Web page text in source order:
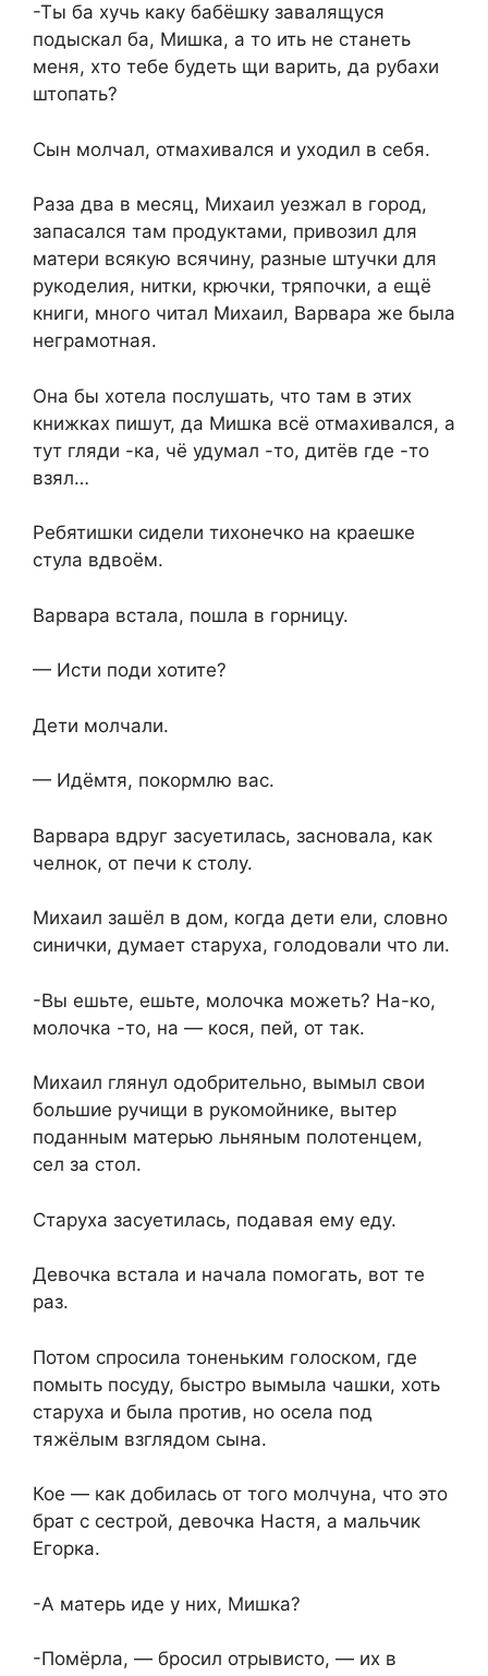
-Ты ба хучь каку бабёшку завалящуся
подыскал ба, Мишка, а то ить не станеть
меня, хто тебе будеть щи варить, да рубахи
штопать?
Сын молчал, отмахивался и уходил в себя.
Раза два в месяц, Михаил уезжал в город,
запасался там продуктами, привозил для
матери всякую всячину, разные штучки для
рукоделия, нитки, крючки, тряпочки, а ещё
книги, много читал Михаил, Варвара же была
неграмотная.
Она бы хотела послушать, что там в этих
книжках пишут, да Мишка всё отмахивался, а
тут гляди -ка, чё удумал -то, дитёв где -то
взял…
Ребятишки сидели тихонечко на краешке
стула вдвоём.
Варвара встала, пошла в горницу.
— Исти поди хотите?
Дети молчали.
— Идёмтя, покормлю вас.
Варвара вдруг засуетилась, засновала, как
челнок, от печи к столу.
Михаил зашёл в дом, когда дети ели, словно
синички, думает старуха, голодовали что ли.
-Вы ешьте, ешьте, молочка можеть? На-ко,
молочка -то, на — кося, пей, от так.
Михаил глянул одобрительно, вымыл свои
большие ручищи в рукомойнике, вытер
поданным матерью льняным полотенцем,
сел за стол.
Старуха засуетилась, подавая ему еду.
Девочка встала и начала помогать, вот те
раз.
Потом спросила тоненьким голоском, где
помыть посуду, быстро вымыла чашки, хоть
старуха и была против, но осела под
тяжёлым взглядом сына.
Кое — как добилась от того молчуна, что это
брат с сестрой, девочка Настя, а мальчик
Егорка.
-А матерь иде у них, Мишка?
-Помёрла, — бросил отрывисто, — их в